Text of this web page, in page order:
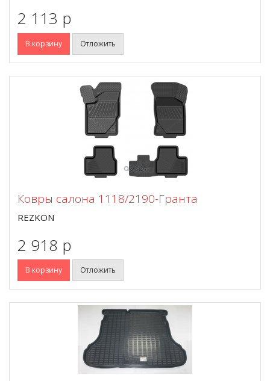
2 113 p
В корзину Отложить
Ковры салона 1118/2190-Гранта
REZKON
2 918 p
В корзину Отложить